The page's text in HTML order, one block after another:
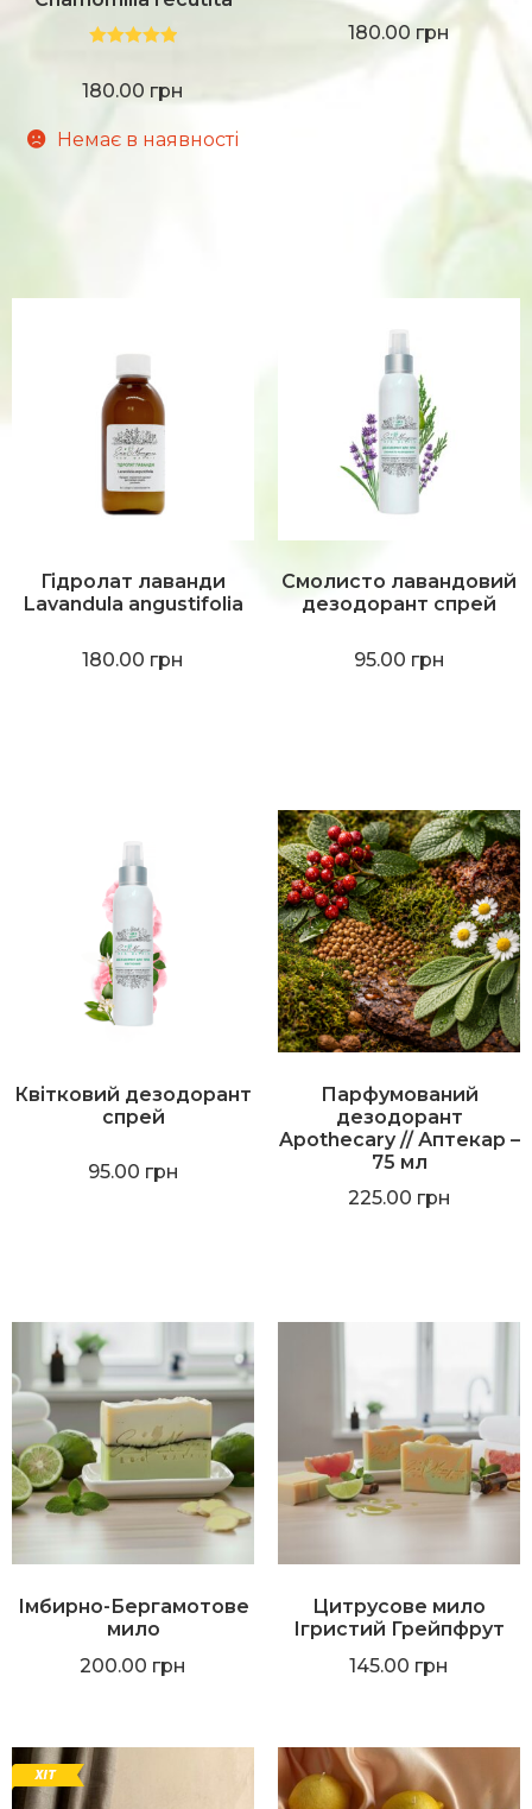
5.00з 5
180.00 грн
Немає в наявності
180.00 грн
Гідролат лаванди
Lavandula angustifolia
180.00 грн
Смолисто лавандовий
дезодорант спрей
95.00 грн
Квітковий дезодорант
спрей
95.00 грн
Парфумований
дезодорант
Apothecary // Аптекар –
75 мл
225.00 грн
Імбирно-Бергамотове
мило
200.00 грн
Цитрусове мило
Ігристий Грейпфрут
145.00 грн